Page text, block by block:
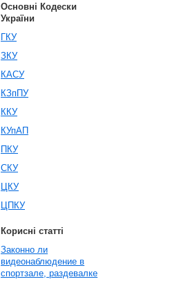
Основні Кодески
України
ГКУ
ЗКУ
КАСУ
КЗпПУ
ККУ
КУпАП
ПКУ
СКУ
ЦКУ
ЦПКУ
Корисні статті
Законно ли
видеонаблюдение в
спортзале, раздевалке